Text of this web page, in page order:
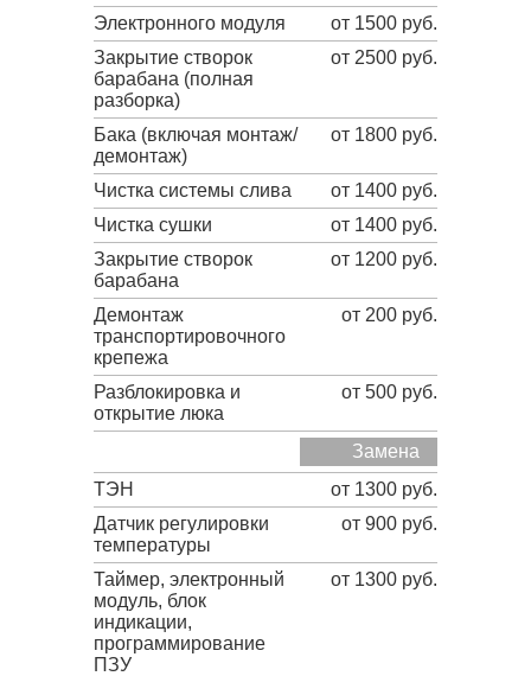
Электронного модуля
от 1500 руб.
Закрытие створок
барабана (полная
разборка)
от 2500 руб.
Бака (включая монтаж/
демонтаж)
от 1800 руб.
Чистка системы слива
от 1400 руб.
Чистка сушки
от 1400 руб.
Закрытие створок
барабана
от 1200 руб.
Демонтаж
транспортировочного
крепежа
от 200 руб.
Разблокировка и
открытие люка
от 500 руб.
Замена
ТЭН
от 1300 руб.
Датчик регулировки
температуры
от 900 руб.
Таймер, электронный
модуль, блок
индикации,
программирование
ПЗУ
от 1300 руб.